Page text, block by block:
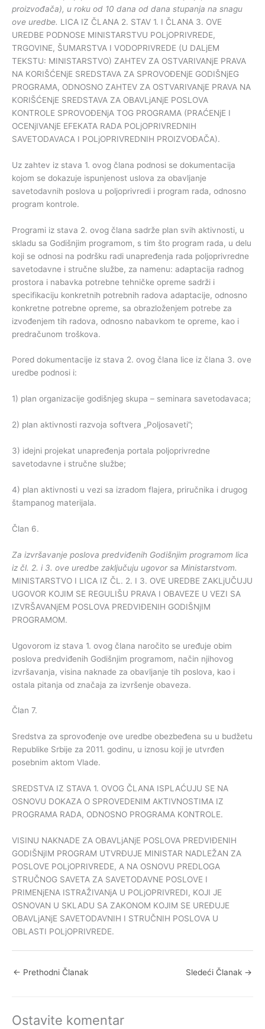
proizvođača), u roku od 10 dana od dana stupanja na snagu
ove uredbe. LICA IZ ČLANA 2. STAV 1. I ČLANA 3. OVE
UREDBE PODNOSE MINISTARSTVU POLjOPRIVREDE,
TRGOVINE, ŠUMARSTVA I VODOPRIVREDE (U DALjEM
TEKSTU: MINISTARSTVO) ZAHTEV ZA OSTVARIVANjE PRAVA
NA KORIŠĆENjE SREDSTAVA ZA SPROVOĐENjE GODIŠNjEG
PROGRAMA, ODNOSNO ZAHTEV ZA OSTVARIVANjE PRAVA NA
KORIŠĆENjE SREDSTAVA ZA OBAVLjANjE POSLOVA
KONTROLE SPROVOĐENjA TOG PROGRAMA (PRAĆENjE I
OCENjIVANjE EFEKATA RADA POLjOPRIVREDNIH
SAVETODAVACA I POLjOPRIVREDNIH PROIZVOĐAČA).
Uz zahtev iz stava 1. ovog člana podnosi se dokumentacija
kojom se dokazuje ispunjenost uslova za obavljanje
savetodavnih poslova u poljoprivredi i program rada, odnosno
program kontrole.
Programi iz stava 2. ovog člana sadrže plan svih aktivnosti, u
skladu sa Godišnjim programom, s tim što program rada, u delu
koji se odnosi na podršku radi unapređenja rada poljoprivredne
savetodavne i stručne službe, za namenu: adaptacija radnog
prostora i nabavka potrebne tehničke opreme sadrži i
specifikaciju konkretnih potrebnih radova adaptacije, odnosno
konkretne potrebne opreme, sa obrazloženjem potrebe za
izvođenjem tih radova, odnosno nabavkom te opreme, kao i
predračunom troškova.
Pored dokumentacije iz stava 2. ovog člana lice iz člana 3. ove
uredbe podnosi i:
1) plan organizacije godišnjeg skupa – seminara savetodavaca;
2) plan aktivnosti razvoja softvera „Poljosaveti”;
3) idejni projekat unapređenja portala poljoprivredne
savetodavne i stručne službe;
4) plan aktivnosti u vezi sa izradom flajera, priručnika i drugog
štampanog materijala.
Član 6.
Za izvršavanje poslova predviđenih Godišnjim programom lica
iz čl. 2. i 3. ove uredbe zaključuju ugovor sa Ministarstvom.
MINISTARSTVO I LICA IZ ČL. 2. I 3. OVE UREDBE ZAKLjUČUJU
UGOVOR KOJIM SE REGULIŠU PRAVA I OBAVEZE U VEZI SA
IZVRŠAVANjEM POSLOVA PREDVIĐENIH GODIŠNjIM
PROGRAMOM.
Ugovorom iz stava 1. ovog člana naročito se uređuje obim
poslova predviđenih Godišnjim programom, način njihovog
izvršavanja, visina naknade za obavljanje tih poslova, kao i
ostala pitanja od značaja za izvršenje obaveza.
Član 7.
Sredstva za sprovođenje ove uredbe obezbeđena su u budžetu
Republike Srbije za 2011. godinu, u iznosu koji je utvrđen
posebnim aktom Vlade.
SREDSTVA IZ STAVA 1. OVOG ČLANA ISPLAĆUJU SE NA
OSNOVU DOKAZA O SPROVEDENIM AKTIVNOSTIMA IZ
PROGRAMA RADA, ODNOSNO PROGRAMA KONTROLE.
VISINU NAKNADE ZA OBAVLjANjE POSLOVA PREDVIĐENIH
GODIŠNjIM PROGRAM UTVRĐUJE MINISTAR NADLEŽAN ZA
POSLOVE POLjOPRIVREDE, A NA OSNOVU PREDLOGA
STRUČNOG SAVETA ZA SAVETODAVNE POSLOVE I
PRIMENjENA ISTRAŽIVANjA U POLjOPRIVREDI, KOJI JE
OSNOVAN U SKLADU SA ZAKONOM KOJIM SE UREĐUJE
OBAVLjANjE SAVETODAVNIH I STRUČNIH POSLOVA U
OBLASTI POLjOPRIVREDE.
← Prethodni Članak Sledeći Članak →
Ostavite komentar